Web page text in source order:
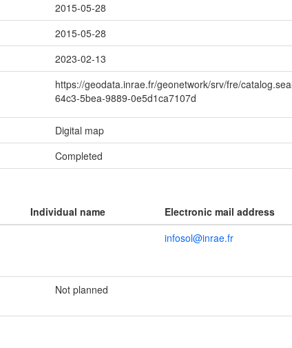
2015-05-28
2015-05-28
2023-02-13
https://geodata.inrae.fr/geonetwork/srv/fre/
64c3-5bea-9889-0e5d1ca7107d
Digital map
Completed
Individual name Electronic mail address
infosol@inrae.fr
Not planned